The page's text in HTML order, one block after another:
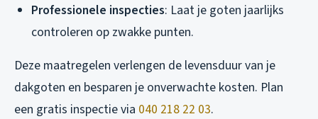
Professionele inspecties: Laat je goten jaarlijks
controleren op zwakke punten.
Deze maatregelen verlengen de levensduur van je
dakgoten en besparen je onverwachte kosten. Plan
een gratis inspectie via 040 218 22 03.